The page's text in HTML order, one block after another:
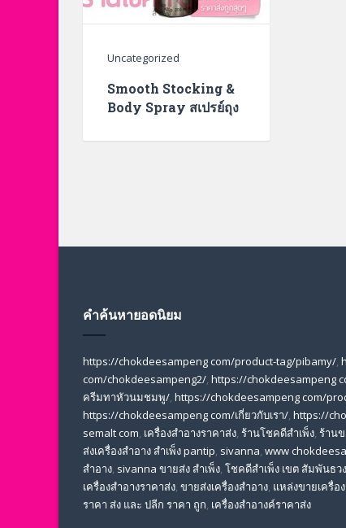
Uncategorized
Smooth Stocking &
Body Spray สเปรย์ถุง
คำค้นหายอดนิยม
https://chokdeesampeng com/product-tag/pibamy/,
com/chokdeesampeng2/, https://chokdeesampeng
ครีมทาหัวนมชมพู/, https://chokdeesampeng com/
https://chokdeesampeng com/เกี่ยวกับเรา/, https://
semalt com, เครื่องสำอางราคาส่ง, ร้านโชคดีสำเพ็ง, ร้านข
ส่งเครื่องสําอาง สําเพ็ง pantip, sivanna, www
สำอาง, sivanna ขายส่ง สําเพ็ง, โชคดีสำเพ็ง เขต สัมพันธ
เครื่องสําอางราคาส่ง, ขายส่งเครื่องสําอาง, แหล่งขายเครื่อ
ราคา ส่ง และ ปลีก ราคา ถูก, เครื่องสำอางค์ราคาส่ง